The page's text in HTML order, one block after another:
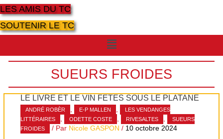
LES AMIS DU TC
SOUTENIR LE TC
Menu
SUEURS FROIDES
LE LIVRE ET LE VIN FÊTÉS SOUS LE PLATANE
ANDRÉ ROBÈR , E-P MALLEN ,
LES VENDANGES
LITTÉRAIRES
, ODETTE COSTE , RIVESALTES ,
SUEURS
FROIDES
/ Par Nicole GASPON / 10 octobre 2024